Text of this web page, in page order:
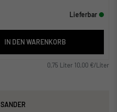
Lieferbar
IN DEN WARENKORB
0,75 Liter 10,00 €/Liter
SANDER